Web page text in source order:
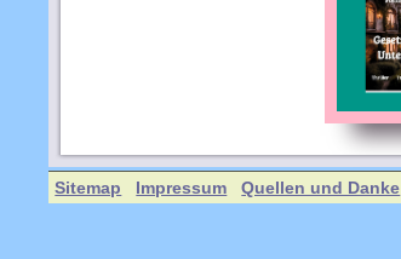
Sitemap Impressum Quellen und Danke